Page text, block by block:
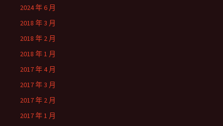
2024 年 6 月
2018 年 3 月
2018 年 2 月
2018 年 1 月
2017 年 4 月
2017 年 3 月
2017 年 2 月
2017 年 1 月